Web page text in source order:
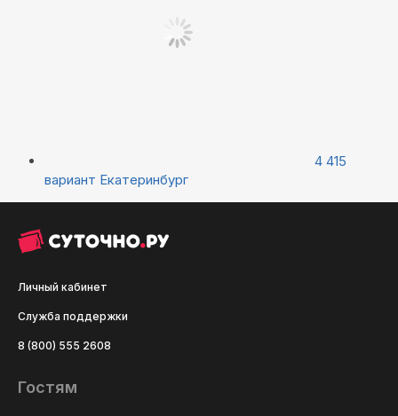
4 415
вариант Екатеринбург
Личный кабинет
Служба поддержки
8 (800) 555 2608
Гостям